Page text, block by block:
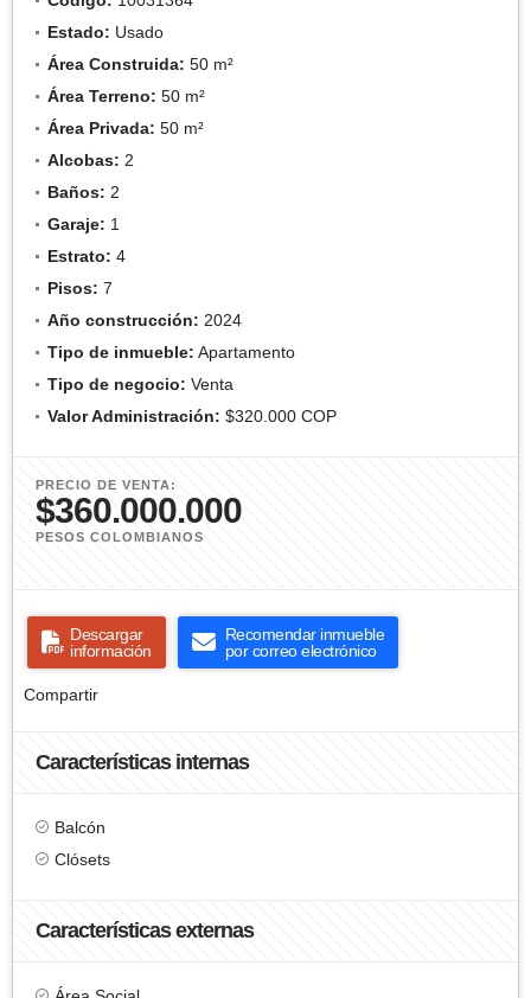
Estado: Usado
Área Construida: 50 m²
Área Terreno: 50 m²
Área Privada: 50 m²
Alcobas: 2
Baños: 2
Garaje: 1
Estrato: 4
Pisos: 7
Año construcción: 2024
Tipo de inmueble: Apartamento
Tipo de negocio: Venta
Valor Administración: $320.000 COP
PRECIO DE VENTA:
$360.000.000
PESOS COLOMBIANOS
Descargar
información
Recomendar inmueble
por correo electrónico
Compartir
Características internas
Balcón
Clósets
Características externas